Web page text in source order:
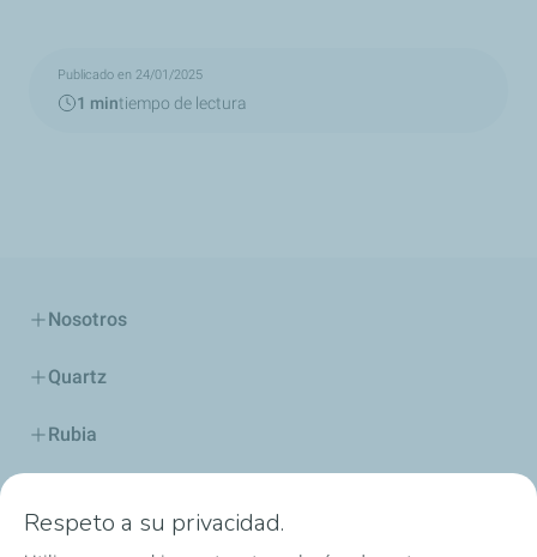
Publicado en 24/01/2025
1 mintiempo de lectura
Nosotros
Quartz
Rubia
Lubricantes y especialidades
Respeto a su privacidad.